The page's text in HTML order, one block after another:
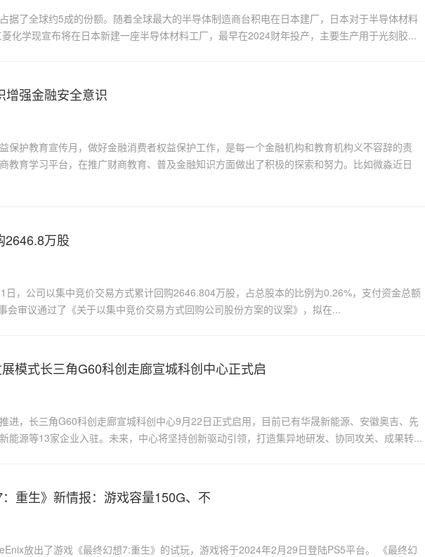
据了全球约5成的份额。随着全球最大的半导体制造商台积电在日本建厂，日本对于半导体材料
化学现宣布将在日本新建一座半导体材料工厂，最早在2024财年投产，主要生产用于光刻胶...
强金融安全意识
保护教育宣传月，做好金融消费者权益保护工作，是每一个金融机构和教育机构义不容辞的责
教育学习平台，在推广财商教育、普及金融知识方面做出了积极的探索和努力。比如微淼近日
2646.8万股
日，公司以集中竞价交易方式累计回购2646.804万股，占总股本的比例为0.26%，支付资金总额
会审议通过了《关于以集中竞价交易方式回购公司股份方案的议案》，拟在...
模式长三角G60科创走廊宣城科创中心正式启
进，长三角G60科创走廊宣城科创中心9月22日正式启用，目前已有华晟新能源、安徽奥吉、先
能源等13家企业入驻。未来，中心将坚持创新驱动引领，打造集异地研发、协同攻关、成果转...
重生》新情报：游戏容量150G、不
放出了游戏《最终幻想7:重生》的试玩，游戏将于2024年2月29日登陆PS5平台。 《最终幻